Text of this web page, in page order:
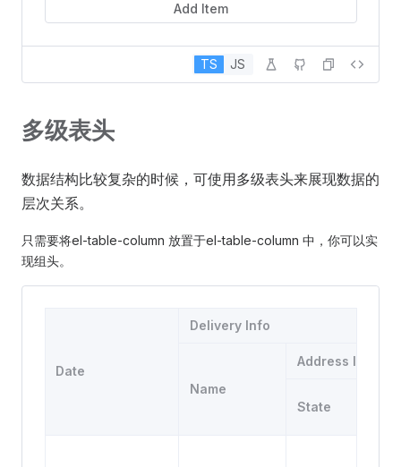
Add Item
TS JS
多级表头
数据结构比较复杂的时候，可使用多级表头来展现数据的
层次关系。
只需要将el-table-column 放置于el-table-column 中，你可以实
现组头。
Date
Delivery Info
Name
Address Info
State